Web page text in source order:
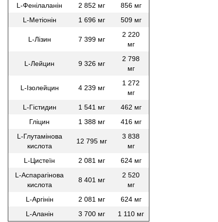
L-Фенілаланін
2 852 мг
856 мг
L-Метіонін
1 696 мг 509 мг
L-Лізин 7 399 мг
2 220
мг
L-Лейцин 9 326 мг
2 798
мг
L-Ізолейцин 4 239 мг
1 272
мг
L-Гістидин
1 541 мг
462 мг
Гліцин
1 388 мг
416 мг
L-Глутамінова
кислота
12 795 мг
3 838
мг
L-Цистеїн
2 081 мг
624 мг
L-Аспарагінова
кислота
8 401 мг
2 520
мг
L-Аргінін
2 081 мг
624 мг
L-Аланін
3 700 мг 1 110 мг